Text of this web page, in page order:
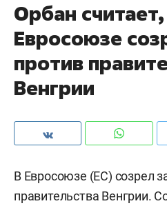
Орбан
Евросоюзе
против
Венгрии
В Евросоюзе (ЕС) созрел
правительства Венгрии.